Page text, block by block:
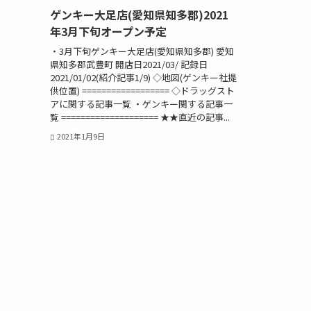
ゲンキー大足店(愛知県知多郡)2021
年3月下旬オープン予定
・3月下旬ゲンキー大足店(愛知県知多郡) 愛知
県知多郡武豊町 開店日2021/03/ 記録日
2021/01/02(紹介記事1/9) ◇地図(ゲンキー社提
供位置) ================== ◇ドラッグスト
アに関する記事一覧 ・ゲンキー関する記事一
覧 ==================== ★★直近の記事...
2021年1月9日